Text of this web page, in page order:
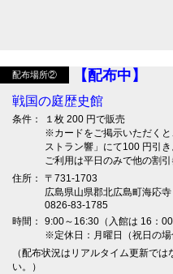
配布場所② 【配布中】
戦国の庭歴史館
条件：
１枚 200 円で販売
※カードをご掲示いただく
ストラン響」にて100 円引き
ご利用は平日のみで他の割引
住所：
〒731-1703
広島県山県郡北広島町海応
0826-83-1785
時間：
9:00～16:30（入館は 16：00
※定休日：月曜日（祝日の
（配布状況はリアルタイム更新で
い。）